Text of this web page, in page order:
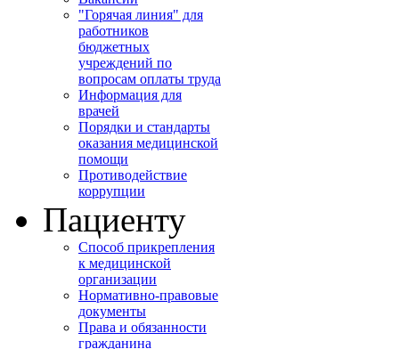
"Горячая линия" для
работников
бюджетных
учреждений по
вопросам оплаты труда
Информация для
врачей
Порядки и стандарты
оказания медицинской
помощи
Противодействие
коррупции
Пациенту
Способ прикрепления
к медицинской
организации
Нормативно-правовые
документы
Права и обязанности
гражданина